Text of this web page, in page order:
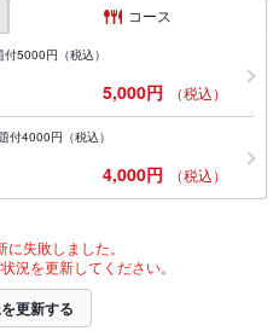
コース
5000円（税込）
5,000円 （税込）
付4000円（税込）
4,000円 （税込）
失敗しました。
況を更新してください。
更新する